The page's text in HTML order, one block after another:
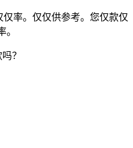
率。仅仅供参考。您仅款仅
？